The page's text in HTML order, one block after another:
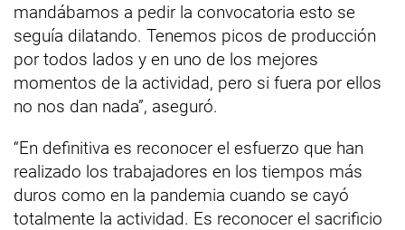
mandábamos a pedir la convocatoria esto se
seguía dilatando. Tenemos picos de producción
por todos lados y en uno de los mejores
momentos de la actividad, pero si fuera por ellos
no nos dan nada”, aseguró.
“En definitiva es reconocer el esfuerzo que han
realizado los trabajadores en los tiempos más
duros como en la pandemia cuando se cayó
totalmente la actividad. Es reconocer el sacrificio